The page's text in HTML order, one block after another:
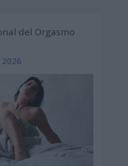
del Orgasmo